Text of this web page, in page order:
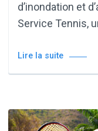
d’inondation et
Service Tennis,
Lire la suite